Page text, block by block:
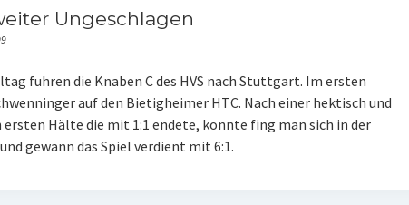
Ungeschlagen
fuhren die Knaben C des HVS nach Stuttgart. Im ersten
auf den Bietigheimer HTC. Nach einer hektisch und
Hälte die mit 1:1 endete, konnte fing man sich in der
gewann das Spiel verdient mit 6:1.